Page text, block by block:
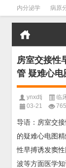
内分泌学 病原
皮肤病学 男科
房室交接性
管 疑难心电
ynxdtj 临
03-21
765
导语：房室交
的疑难心电图
性早搏诱发窦
波等方面医学知